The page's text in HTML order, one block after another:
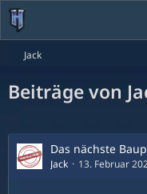
Jack
Beiträge von
Das nächste
Jack 13. Februar